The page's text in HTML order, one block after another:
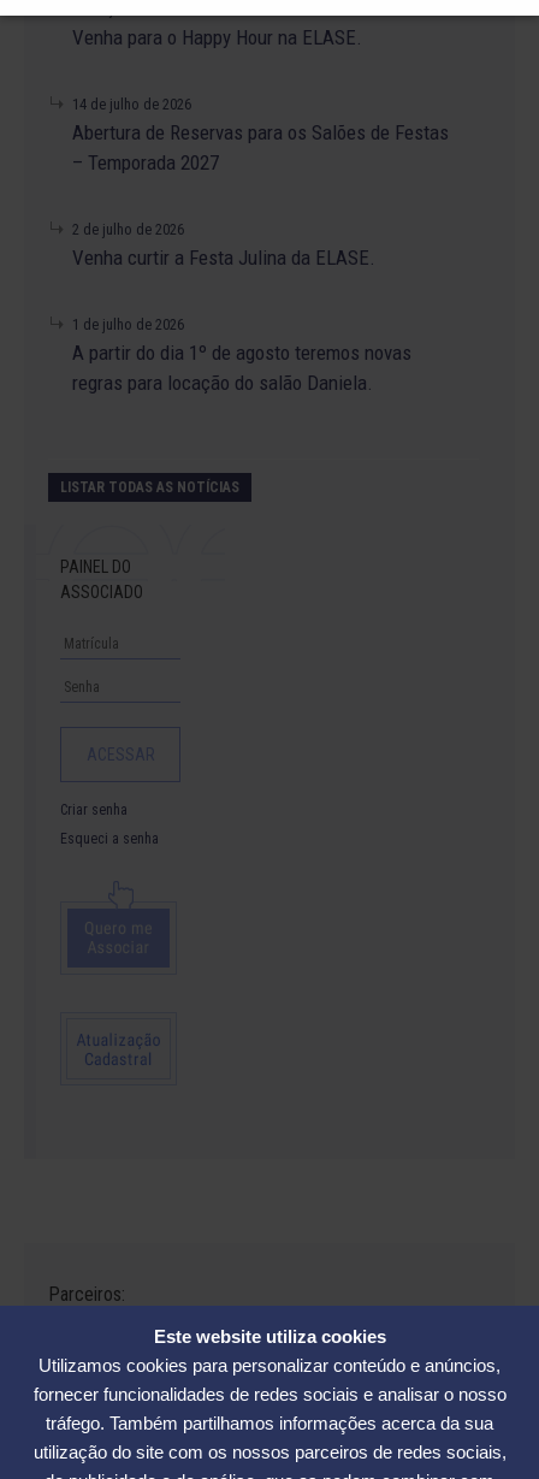
Este website utiliza cookies
Utilizamos cookies para personalizar conteúdo e anúncios,
fornecer funcionalidades de redes sociais e analisar o nosso
tráfego. Também partilhamos informações acerca da sua
utilização do site com os nossos parceiros de redes sociais,
Venha para o Happy Hour na ELASE.
14 de julho de 2026
Abertura de Reservas para os Salões de Festas
– Temporada 2027
2 de julho de 2026
Venha curtir a Festa Julina da ELASE.
1 de julho de 2026
A partir do dia 1º de agosto teremos novas
regras para locação do salão Daniela.
LISTAR TODAS AS NOTÍCIAS
PAINEL DO
ASSOCIADO
Criar senha
Esqueci a senha
Parceiros:
Avenida César Seara, 560 - Florianópolis | Telefones: (48) 3234-2986
- (48) 3234-2089 - (48) 3233-5370. | E-mail:elase@elase.com.br